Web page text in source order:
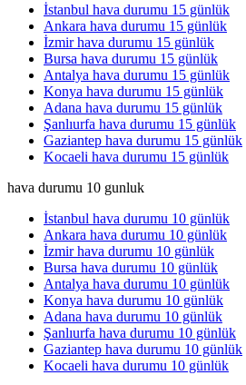
İstanbul hava durumu 15 günlük
Ankara hava durumu 15 günlük
İzmir hava durumu 15 günlük
Bursa hava durumu 15 günlük
Antalya hava durumu 15 günlük
Konya hava durumu 15 günlük
Adana hava durumu 15 günlük
Şanlıurfa hava durumu 15 günlük
Gaziantep hava durumu 15 günlük
Kocaeli hava durumu 15 günlük
hava durumu 10 gunluk
İstanbul hava durumu 10 günlük
Ankara hava durumu 10 günlük
İzmir hava durumu 10 günlük
Bursa hava durumu 10 günlük
Antalya hava durumu 10 günlük
Konya hava durumu 10 günlük
Adana hava durumu 10 günlük
Şanlıurfa hava durumu 10 günlük
Gaziantep hava durumu 10 günlük
Kocaeli hava durumu 10 günlük